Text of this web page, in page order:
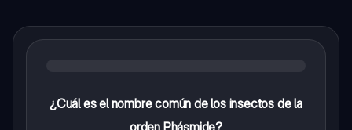
¿Cuál es el nombre común de los insectos de la